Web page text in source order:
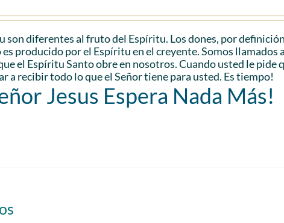
son diferentes al fruto del Espíritu. Los dones, por
producido por el Espíritu en el creyente. Somos
el Espíritu Santo obre en nosotros. Cuando usted le pide
a recibir todo lo que el Señor tiene para usted. Es tiempo!
Jesus Espera Nada Más!